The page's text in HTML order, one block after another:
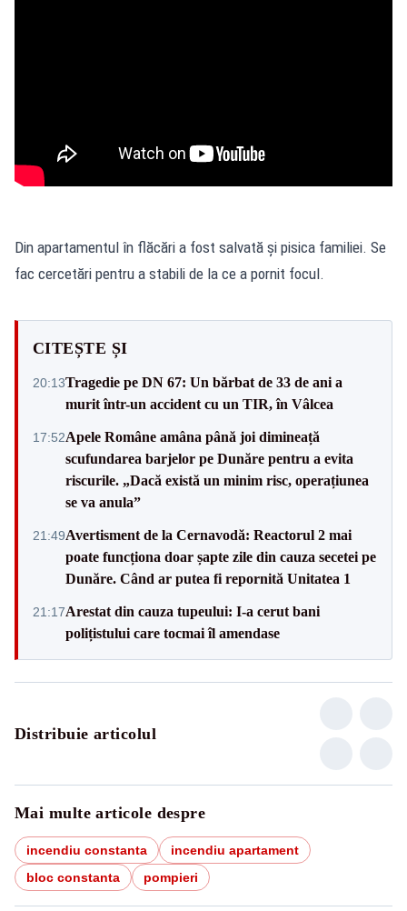
Din apartamentul în flăcări a fost salvată și pisica familiei. Se
fac cercetări pentru a stabili de la ce a pornit focul.
CITEȘTE ȘI
20:13Tragedie pe DN 67: Un bărbat de 33 de ani a
murit într-un accident cu un TIR, în Vâlcea
17:52Apele Române amâna până joi dimineață
scufundarea barjelor pe Dunăre pentru a evita
riscurile. „Dacă există un minim risc, operațiunea
se va anula”
21:49Avertisment de la Cernavodă: Reactorul 2 mai
poate funcționa doar șapte zile din cauza secetei pe
Dunăre. Când ar putea fi repornită Unitatea 1
21:17Arestat din cauza tupeului: I-a cerut bani
polițistului care tocmai îl amendase
Distribuie articolul
Mai multe articole despre
incendiu constanta
incendiu apartament
bloc constanta
pompieri